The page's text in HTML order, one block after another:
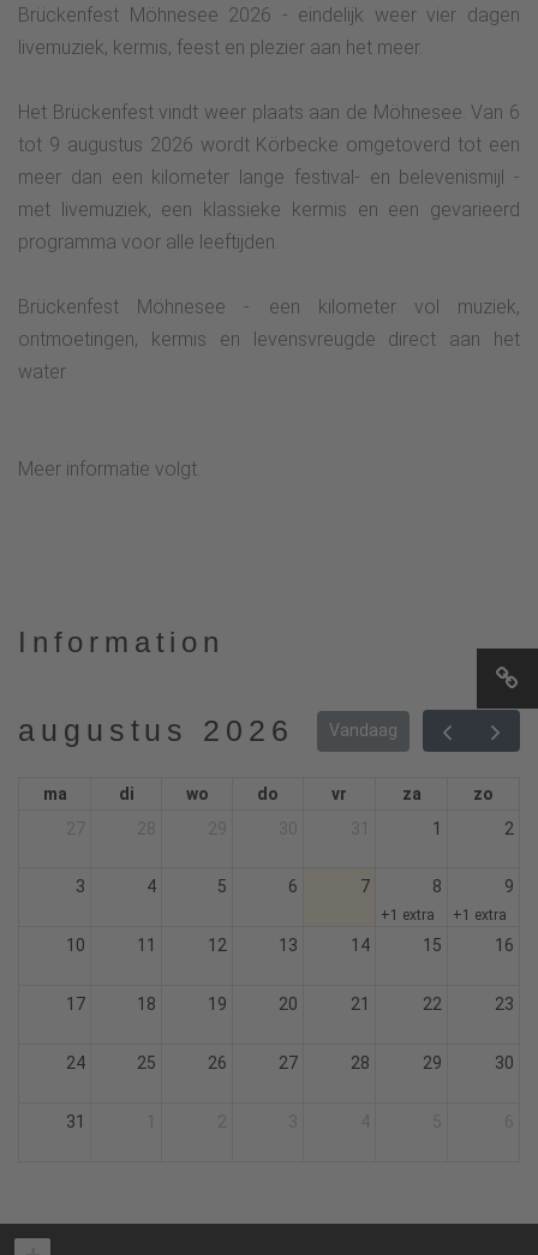
Brückenfest Möhnesee 2026 - eindelijk weer vier dagen
livemuziek, kermis, feest en plezier aan het meer.
Het Brückenfest vindt weer plaats aan de Möhnesee. Van 6
tot 9 augustus 2026 wordt Körbecke omgetoverd tot een
meer dan een kilometer lange festival- en belevenismijl -
met livemuziek, een klassieke kermis en een gevarieerd
programma voor alle leeftijden.
Brückenfest Möhnesee - een kilometer vol muziek,
ontmoetingen, kermis en levensvreugde direct aan het
water
Meer informatie volgt.
Information
augustus 2026 Vandaag
ma di wo do vr za
zo
1 2
3 4 5 6 7 8
+1 extra
9
+1 extra
10 11 12 13 14 15 16
17 18 19 20 21 22 23
24 25 26 27 28 29 30
31